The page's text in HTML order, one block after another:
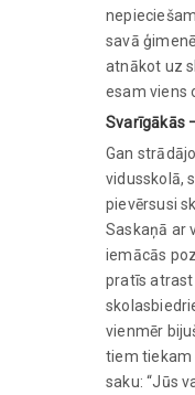
savā
atnākot uz
esam viens
Svarīgākās
Gan
vidusskolā,
pievērsusi
Saskaņā ar
iemācās
pratīs atrast
vienmēr
tiem tiekam
saku: “Jūs